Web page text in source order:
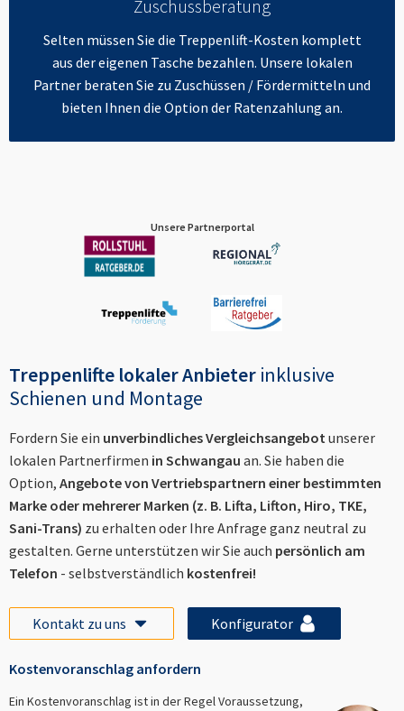
Zuschussberatung
Selten müssen Sie die Treppenlift-Kosten komplett
aus der eigenen Tasche bezahlen. Unsere lokalen
Partner beraten Sie zu Zuschüssen / Fördermitteln und
bieten Ihnen die Option der Ratenzahlung an.
Unsere Partnerportal
Treppenlifte lokaler Anbieter inklusive
Schienen und Montage
Fordern Sie ein unverbindliches Vergleichsangebotunserer
lokalen Partnerfirmen in Schwangau an. Sie haben die
Option, Angebote von Vertriebspartnern einer bestimmten
Marke oder mehrerer Marken (z. B. Lifta, Lifton, Hiro, TKE,
Sani-Trans) zu erhalten oder Ihre Anfrage ganz neutral zu
gestalten. Gerne unterstützen wir Sie auch persönlich am
Telefon - selbstverständlich kostenfrei!
Kontakt zu uns Konfigurator
Kostenvoranschlag anfordern
Ein Kostenvoranschlag ist in der Regel Voraussetzung,